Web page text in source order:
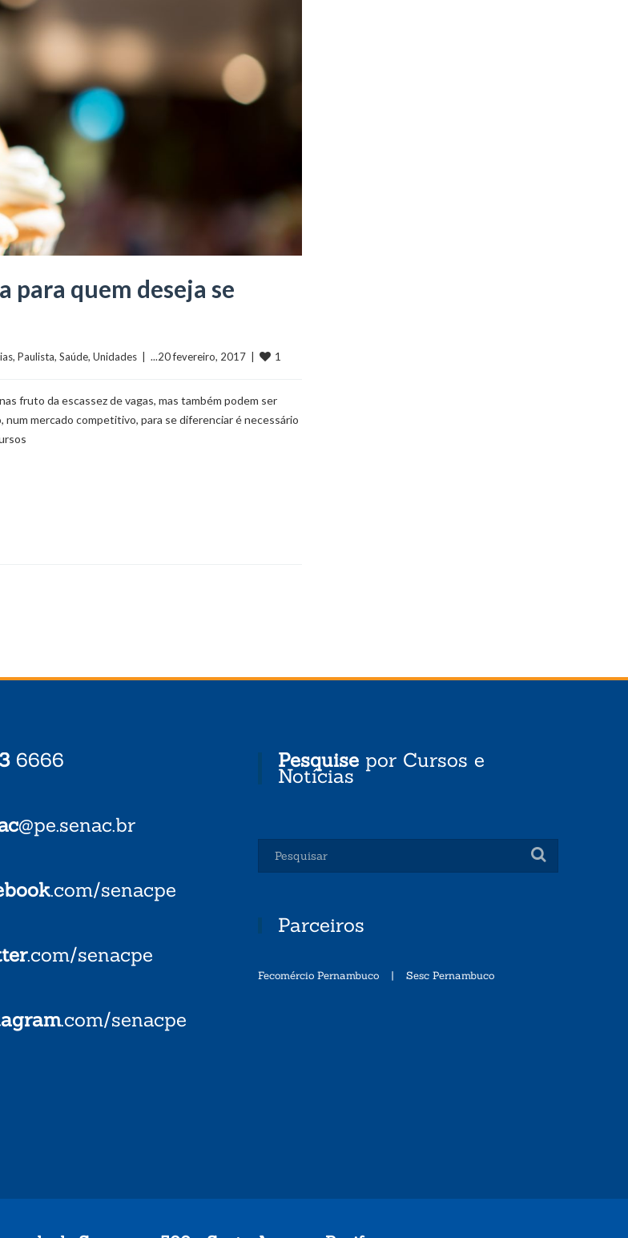
para quem deseja se
, Paulista, Saúde, Unidades
  |  ...20 fevereiro, 2017  |
1
fruto da escassez de vagas, mas também podem ser
mercado competitivo, para se diferenciar é necessário
6666
@pe.senac.br
.com/senacpe
.com/senacpe
.com/senacpe
Pesquise por Cursos e
Notícias
Parceiros
Fecomércio Pernambuco | Sesc Pernambuco